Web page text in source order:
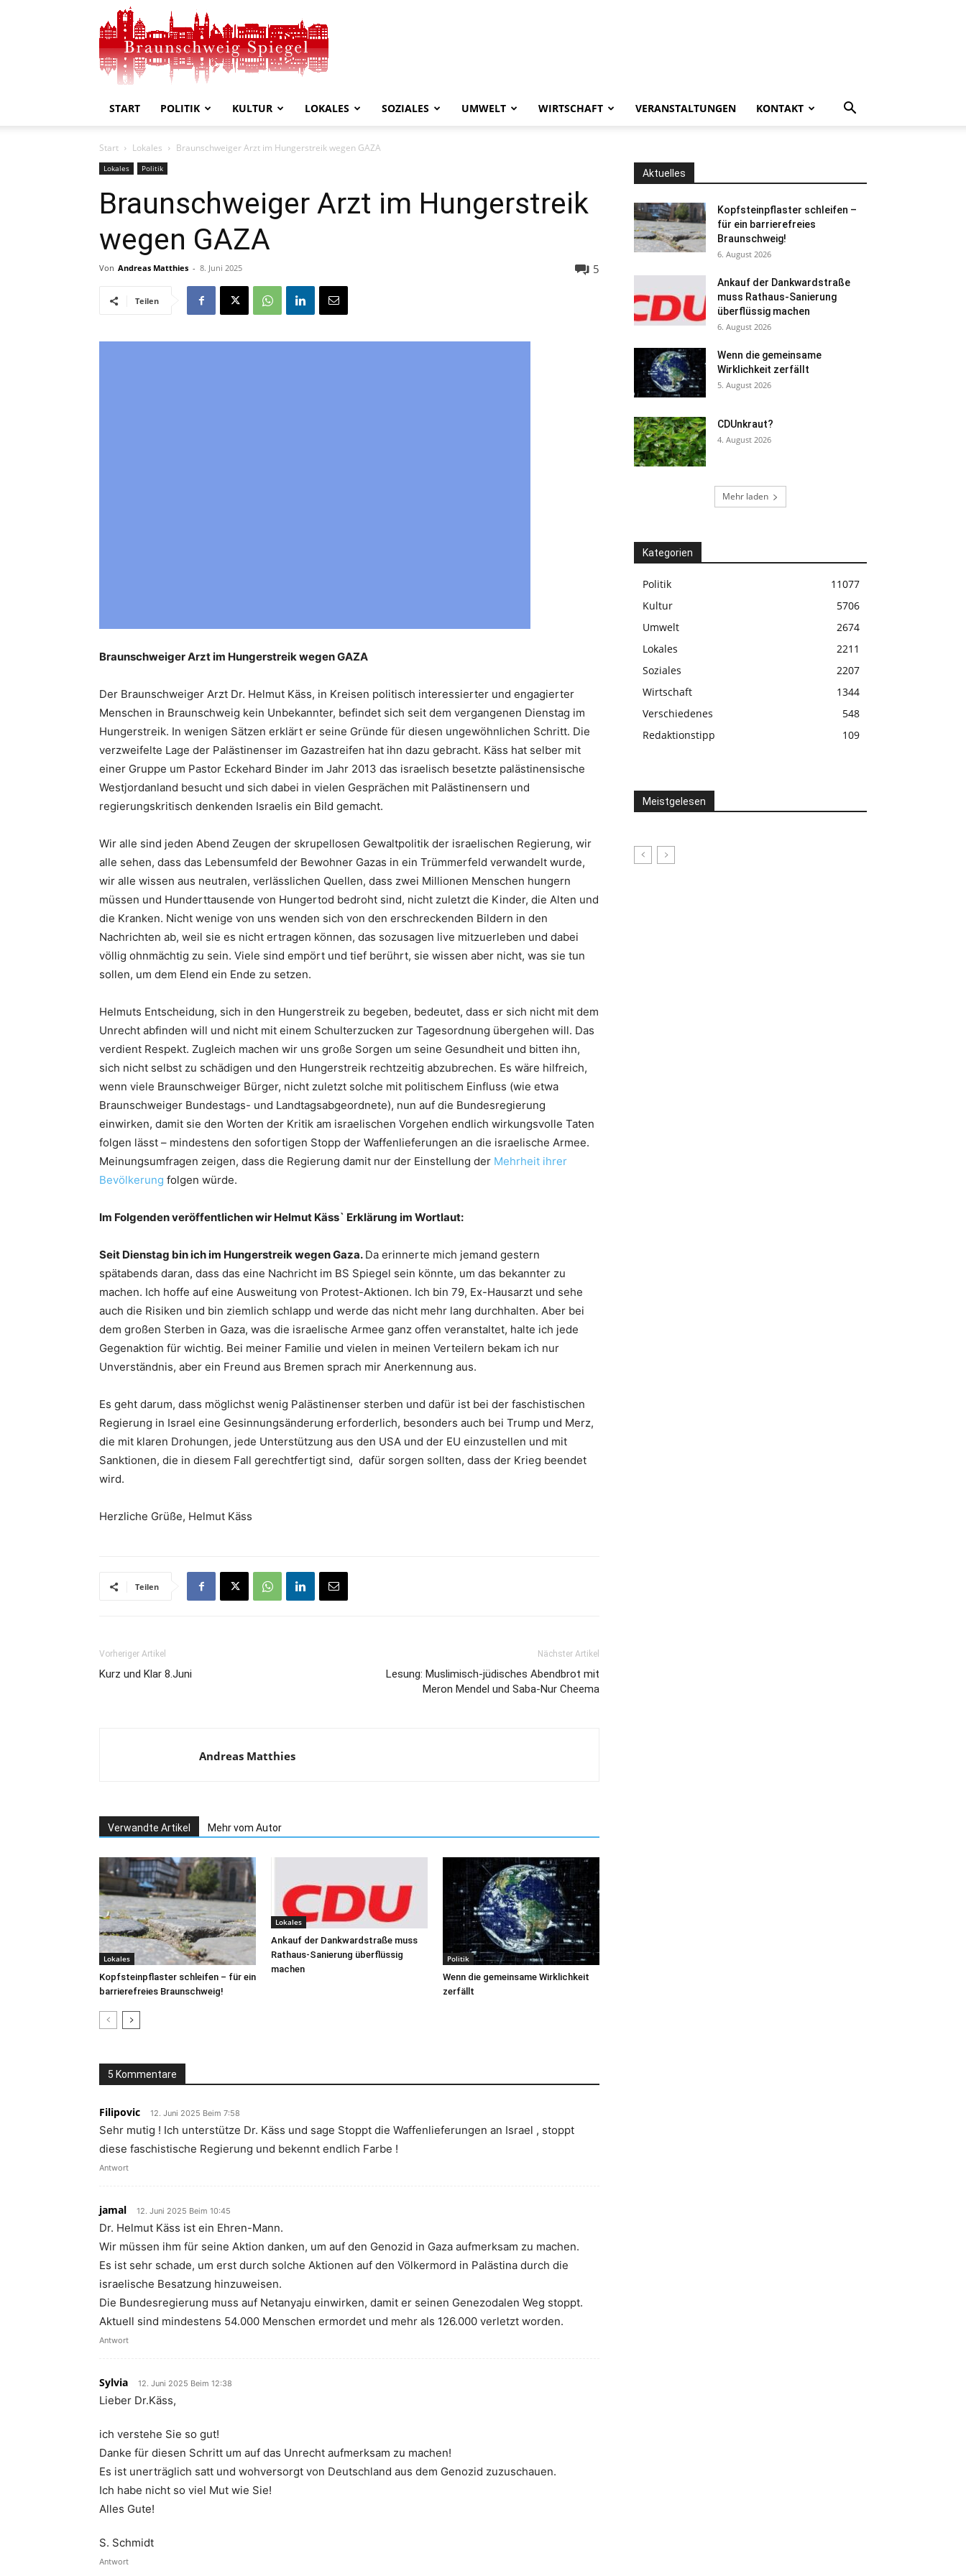
Spiegel
START POLITIK KULTUR LOKALES SOZIALES UMWELT WIRTSCHAFT VERANSTALTUNGEN KONTAKT
Start Lokales Braunschweiger Arzt im Hungerstreik wegen GAZA
Lokales Politik
Braunschweiger Arzt im Hungerstreik
wegen GAZA
Von Andreas Matthies - 8. Juni 2025 5
Teilen
Braunschweiger Arzt im Hungerstreik wegen GAZA
Der Braunschweiger Arzt Dr. Helmut Käss, in Kreisen politisch interessierter und engagierter
Menschen in Braunschweig kein Unbekannter, befindet sich seit dem vergangenen Dienstag im
Hungerstreik. In wenigen Sätzen erklärt er seine Gründe für diesen ungewöhnlichen Schritt. Die
verzweifelte Lage der Palästinenser im Gazastreifen hat ihn dazu gebracht. Käss hat selber mit
einer Gruppe um Pastor Eckehard Binder im Jahr 2013 das israelisch besetzte palästinensische
Westjordanland besucht und sich dabei in vielen Gesprächen mit Palästinensern und
regierungskritisch denkenden Israelis ein Bild gemacht.
Wir alle sind jeden Abend Zeugen der skrupellosen Gewaltpolitik der israelischen Regierung, wir
alle sehen, dass das Lebensumfeld der Bewohner Gazas in ein Trümmerfeld verwandelt wurde,
wir alle wissen aus neutralen, verlässlichen Quellen, dass zwei Millionen Menschen hungern
müssen und Hunderttausende von Hungertod bedroht sind, nicht zuletzt die Kinder, die Alten und
die Kranken. Nicht wenige von uns wenden sich von den erschreckenden Bildern in den
Nachrichten ab, weil sie es nicht ertragen können, das sozusagen live mitzuerleben und dabei
völlig ohnmächtig zu sein. Viele sind empört und tief berührt, sie wissen aber nicht, was sie tun
sollen, um dem Elend ein Ende zu setzen.
Helmuts Entscheidung, sich in den Hungerstreik zu begeben, bedeutet, dass er sich nicht mit dem
Unrecht abfinden will und nicht mit einem Schulterzucken zur Tagesordnung übergehen will. Das
verdient Respekt. Zugleich machen wir uns große Sorgen um seine Gesundheit und bitten ihn,
sich nicht selbst zu schädigen und den Hungerstreik rechtzeitig abzubrechen. Es wäre hilfreich,
wenn viele Braunschweiger Bürger, nicht zuletzt solche mit politischem Einfluss (wie etwa
Braunschweiger Bundestags- und Landtagsabgeordnete), nun auf die Bundesregierung
einwirken, damit sie den Worten der Kritik am israelischen Vorgehen endlich wirkungsvolle Taten
folgen lässt – mindestens den sofortigen Stopp der Waffenlieferungen an die israelische Armee.
Meinungsumfragen zeigen, dass die Regierung damit nur der Einstellung der Mehrheit ihrer
Bevölkerung folgen würde.
Im Folgenden veröffentlichen wir Helmut Käss` Erklärung im Wortlaut:
Seit Dienstag bin ich im Hungerstreik wegen Gaza. Da erinnerte mich jemand gestern
spätabends daran, dass das eine Nachricht im BS Spiegel sein könnte, um das bekannter zu
machen. Ich hoffe auf eine Ausweitung von Protest-Aktionen. Ich bin 79, Ex-Hausarzt und sehe
auch die Risiken und bin ziemlich schlapp und werde das nicht mehr lang durchhalten. Aber bei
dem großen Sterben in Gaza, was die israelische Armee ganz offen veranstaltet, halte ich jede
Gegenaktion für wichtig. Bei meiner Familie und vielen in meinen Verteilern bekam ich nur
Unverständnis, aber ein Freund aus Bremen sprach mir Anerkennung aus.
Es geht darum, dass möglichst wenig Palästinenser sterben und dafür ist bei der faschistischen
Regierung in Israel eine Gesinnungsänderung erforderlich, besonders auch bei Trump und Merz,
die mit klaren Drohungen, jede Unterstützung aus den USA und der EU einzustellen und mit
Sanktionen, die in diesem Fall gerechtfertigt sind, dafür sorgen sollten, dass der Krieg beendet
wird.
Herzliche Grüße, Helmut Käss
Teilen
Vorheriger Artikel
Kurz und Klar 8.Juni
Nächster Artikel
Lesung: Muslimisch-jüdisches Abendbrot mit
Meron Mendel und Saba-Nur Cheema
Andreas Matthies
Verwandte Artikel Mehr vom Autor
Lokales
Kopfsteinpflaster schleifen – für ein
barrierefreies Braunschweig!
Lokales
Ankauf der Dankwardstraße muss
Rathaus-Sanierung überflüssig
machen
Politik
Wenn die gemeinsame Wirklichkeit
zerfällt
5 Kommentare
Filipovic 12. Juni 2025 Beim 7:58
Sehr mutig ! Ich unterstütze Dr. Käss und sage Stoppt die Waffenlieferungen an Israel , stoppt
diese faschistische Regierung und bekennt endlich Farbe !
Antwort
jamal 12. Juni 2025 Beim 10:45
Dr. Helmut Käss ist ein Ehren-Mann.
Wir müssen ihm für seine Aktion danken, um auf den Genozid in Gaza aufmerksam zu machen.
Es ist sehr schade, um erst durch solche Aktionen auf den Völkermord in Palästina durch die
israelische Besatzung hinzuweisen.
Die Bundesregierung muss auf Netanyaju einwirken, damit er seinen Genezodalen Weg stoppt.
Aktuell sind mindestens 54.000 Menschen ermordet und mehr als 126.000 verletzt worden.
Antwort
Sylvia 12. Juni 2025 Beim 12:38
Lieber Dr.Käss,
ich verstehe Sie so gut!
Danke für diesen Schritt um auf das Unrecht aufmerksam zu machen!
Es ist unerträglich satt und wohversorgt von Deutschland aus dem Genozid zuzuschauen.
Ich habe nicht so viel Mut wie Sie!
Alles Gute!
S. Schmidt
Antwort
Aktuelles
Kopfsteinpflaster schleifen –
für ein barrierefreies
Braunschweig!
6. August 2026
Ankauf der Dankwardstraße
muss Rathaus-Sanierung
überflüssig machen
6. August 2026
Wenn die gemeinsame
Wirklichkeit zerfällt
5. August 2026
CDUnkraut?
4. August 2026
Mehr laden
Kategorien
Politik
11077
Kultur
5706
Umwelt
2674
Lokales
2211
Soziales
2207
Wirtschaft
1344
Verschiedenes
548
Redaktionstipp
109
Meistgelesen